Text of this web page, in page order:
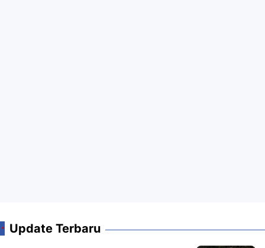
Update Terbaru